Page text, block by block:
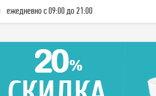
ежедневно с 09:00 до 21:00